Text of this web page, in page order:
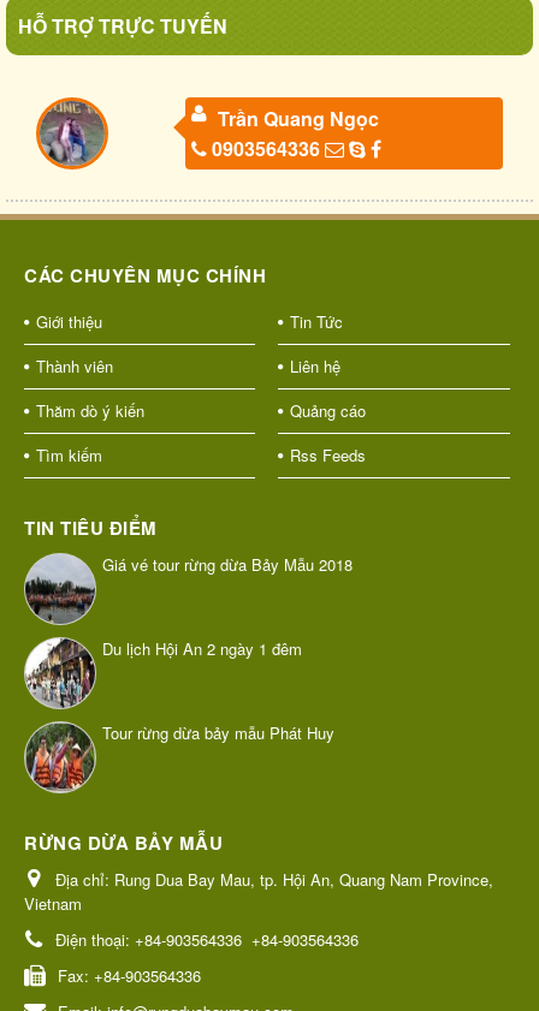
HỖ TRỢ TRỰC TUYẾN
Trần Quang Ngọc
0903564336
CÁC CHUYÊN MỤC CHÍNH
Giới thiệu
Tin Tức
Thành viên
Liên hệ
Thăm dò ý kiến
Quảng cáo
Tìm kiếm
Rss Feeds
TIN TIÊU ĐIỂM
Giá vé tour rừng dừa Bảy Mẫu 2018
Du lịch Hội An 2 ngày 1 đêm
Tour rừng dừa bảy mẫu Phát Huy
RỪNG DỪA BẢY MẪU
Địa chỉ: Rung Dua Bay Mau, tp. Hội An, Quang Nam Province,
Vietnam
Điện thoại: +84-903564336 +84-903564336
Fax: +84-903564336